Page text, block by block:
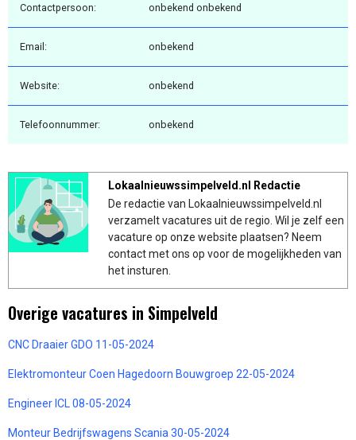
Contactpersoon: onbekend onbekend
Email: onbekend
Website: onbekend
Telefoonnummer: onbekend
Lokaalnieuwssimpelveld.nl Redactie
De redactie van Lokaalnieuwssimpelveld.nl
verzamelt vacatures uit de regio. Wil je zelf een
vacature op onze website plaatsen? Neem
contact met ons op voor de mogelijkheden van
het insturen.
Overige vacatures in Simpelveld
CNC Draaier GDO 11-05-2024
Elektromonteur Coen Hagedoorn Bouwgroep 22-05-2024
Engineer ICL 08-05-2024
Monteur Bedrijfswagens Scania 30-05-2024